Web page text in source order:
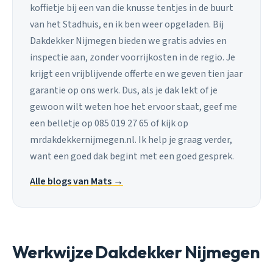
koffietje bij een van die knusse tentjes in de buurt
van het Stadhuis, en ik ben weer opgeladen. Bij
Dakdekker Nijmegen bieden we gratis advies en
inspectie aan, zonder voorrijkosten in de regio. Je
krijgt een vrijblijvende offerte en we geven tien jaar
garantie op ons werk. Dus, als je dak lekt of je
gewoon wilt weten hoe het ervoor staat, geef me
een belletje op 085 019 27 65 of kijk op
mrdakdekkernijmegen.nl. Ik help je graag verder,
want een goed dak begint met een goed gesprek.
Alle blogs van Mats →
Werkwijze Dakdekker Nijmegen